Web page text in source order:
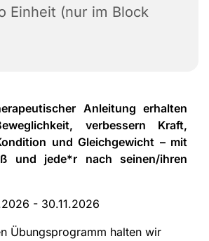
Einheit (nur im Block
Anleitung erhalten
verbessern Kraft,
und Gleichgewicht – mit
und jede*r nach seinen/ihren
- 30.11.2026
Übungsprogramm halten wir